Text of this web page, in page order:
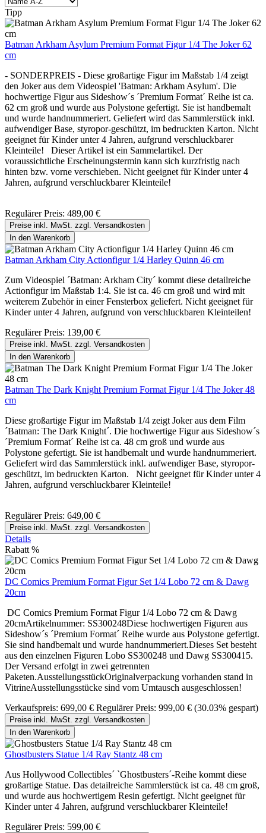
Tipp
Batman Arkham Asylum Premium Format Figur 1/4 The Joker 62
cm
- SONDERPREIS - Diese großartige Figur im Maßstab 1/4 zeigt
den Joker aus dem Videospiel 'Batman: Arkham Asylum'. Die
hochwertige Figur aus Sideshow´s ´Premium Format´ Reihe ist ca.
62 cm groß und wurde aus Polystone gefertigt. Sie ist handbemalt
und wurde handnummeriert. Geliefert wird das Sammlerstück inkl.
aufwendiger Base, styropor-geschützt, im bedruckten Karton. Nicht
geeignet für Kinder unter 4 Jahren, aufgrund verschluckbarer
Kleinteile! Dieser Artikel ist ein Sammelartikel. Der
voraussichtliche Erscheinungstermin kann sich kurzfristig nach
hinten bzw. vorne verschieben. Nicht geeignet für Kinder unter 4
Jahren, aufgrund verschluckbarer Kleinteile!
Regulärer Preis: 489,00 €
Preise inkl. MwSt. zzgl. Versandkosten
In den Warenkorb
Batman Arkham City Actionfigur 1/4 Harley Quinn 46 cm
Zum Videospiel ´Batman: Arkham City´ kommt diese detailreiche
Actionfigur im Maßstab 1:4. Sie ist ca. 46 cm groß und wird mit
weiterem Zubehör in einer Fensterbox geliefert. Nicht geeignet für
Kinder unter 4 Jahren, aufgrund von verschluckbaren Kleinteilen!
Regulärer Preis: 139,00 €
Preise inkl. MwSt. zzgl. Versandkosten
In den Warenkorb
Batman The Dark Knight Premium Format Figur 1/4 The Joker 48
cm
Diese großartige Figur im Maßstab 1/4 zeigt Joker aus dem Film
´Batman: The Dark Knight´. Die hochwertige Figur aus Sideshow´s
´Premium Format´ Reihe ist ca. 48 cm groß und wurde aus
Polystone gefertigt. Sie ist handbemalt und wurde handnummeriert.
Geliefert wird das Sammlerstück inkl. aufwendiger Base, styropor-
geschützt, im bedruckten Karton. Nicht geeignet für Kinder unter 4
Jahren, aufgrund verschluckbarer Kleinteile!
Regulärer Preis: 649,00 €
Preise inkl. MwSt. zzgl. Versandkosten
Details
Rabatt %
DC Comics Premium Format Figur Set 1/4 Lobo 72 cm & Dawg
20cm
DC Comics Premium Format Figur 1/4 Lobo 72 cm & Dawg
20cmArtikelnummer: SS300248Diese hochwertigen Figuren aus
Sideshow´s ´Premium Format´ Reihe wurde aus Polystone gefertigt.
Sie sind handbemalt und wurde handnummeriert.Dieses Set besteht
aus den einzelnen Figuren Lobo SS300248 und Dawg SS300415.
Der Versand erfolgt in zwei getrennten
Paketen.AusstellungsstückOriginalverpackung vorhanden stand in
VitrineAusstellungsstücke sind vom Umtausch ausgeschlossen!
Verkaufspreis: 699,00 € Regulärer Preis: 999,00 € (30.03% gespart)
Preise inkl. MwSt. zzgl. Versandkosten
In den Warenkorb
Ghostbusters Statue 1/4 Ray Stantz 48 cm
Aus Hollywood Collectibles´ `Ghostbusters´-Reihe kommt diese
großartige Statue. Das detailreiche Sammlerstück ist ca. 48 cm groß,
und wurde aus hochwertigem Resin gefertigt. Nicht geeignet für
Kinder unter 4 Jahren, aufgrund verschluckbarer Kleinteile!
Regulärer Preis: 599,00 €